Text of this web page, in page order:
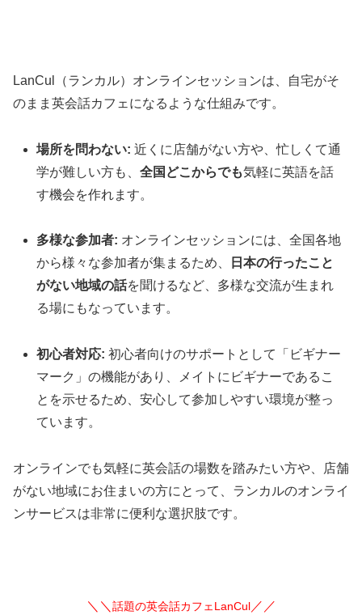
LanCul（ランカル）オンラインセッションは、自宅がそ
のまま英会話カフェになるような仕組みです。
場所を問わない: 近くに店舗がない方や、忙しくて通
学が難しい方も、全国どこからでも気軽に英語を話
す機会を作れます。
多様な参加者: オンラインセッションには、全国各地
から様々な参加者が集まるため、
日本の行ったこと
がない地域の話を聞けるなど、多様な交流が生まれ
る場にもなっています。
初心者対応: 初心者向けのサポートとして「ビギナー
マーク」の機能があり、メイトにビギナーであるこ
とを示せるため、安心して参加しやすい環境が整っ
ています。
オンラインでも気軽に英会話の場数を踏みたい方や、店舗
がない地域にお住まいの方にとって、ランカルのオンライ
ンサービスは非常に便利な選択肢です。
＼＼ 話題の英会話カフェLanCul／／